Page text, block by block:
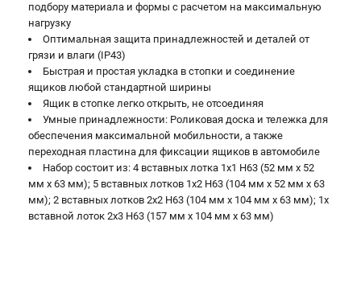
Аккумуляторы и зарядные устройства
Запчасти для изделий
Кейсы и сумки
ТЕЛЕФОН (САНКТ-ПЕТЕРБУРГ)
+7 (812) 407-39-48
Информация размещённая на сайте не является публичной
офертой.
8 (812) 318-40-26
8 (800) 550-70-46
Режим работы колл-центра:
пн-пт - с 9:00 до 18:00
сб - с 10:00 до 16:00
подбору материала и формы с расчетом на максимальную
нагрузку
Оптимальная защита принадлежностей и деталей от
грязи и влаги (IP43)
Быстрая и простая укладка в стопки и соединение
ящиков любой стандартной ширины
Ящик в стопке легко открыть, не отсоединяя
Умные принадлежности: Роликовая доска и тележка для
обеспечения максимальной мобильности, а также
переходная пластина для фиксации ящиков в автомобиле
Набор состоит из: 4 вставных лотка 1x1 H63 (52 мм x 52
мм x 63 мм); 5 вставных лотков 1x2 H63 (104 мм x 52 мм x 63
мм); 2 вставных лотков 2x2 H63 (104 мм x 104 мм x 63 мм); 1x
вставной лоток 2x3 H63 (157 мм x 104 мм x 63 мм)